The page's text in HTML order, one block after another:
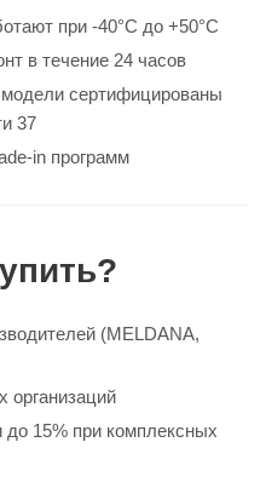
при -40°C до +50°C
в течение 24 часов
сертифицированы
37
in программ
(MELDANA,
организаций
15% при комплексных